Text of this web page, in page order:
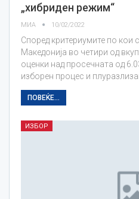
„хибриден режим“
МИА 10/02/2022
Според критериумите по кои
Македонија во четири од
оценки над просечната од
изборен процес и
ПОВЕЌЕ...
ИЗБОР